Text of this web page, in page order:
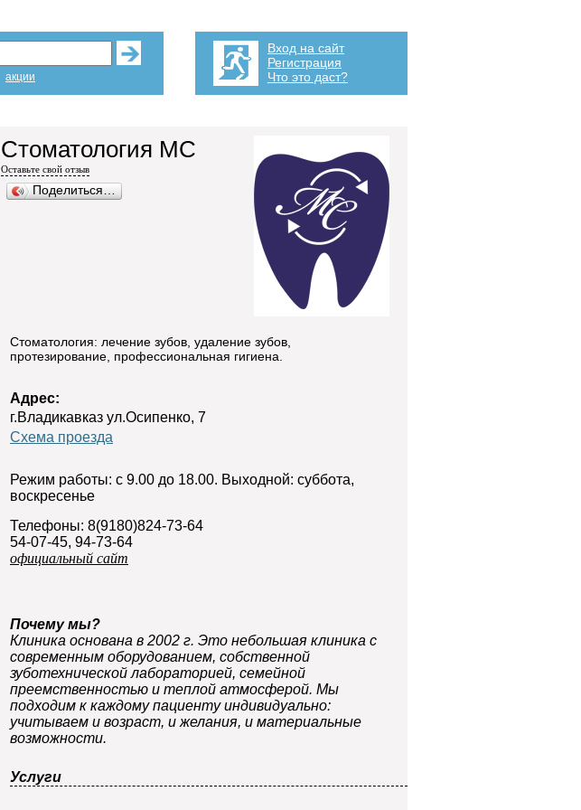
акции
Вход на сайт
Регистрация
Что это даст?
Стоматология МС
Оставьте свой отзыв
Поделиться…
Стоматология: лечение зубов, удаление зубов,
протезирование, профессиональная гигиена.
Адрес:
г.Владикавказ ул.Осипенко, 7
Схема проезда
Режим работы: с 9.00 до 18.00. Выходной: суббота,
воскресенье
Телефоны: 8(9180)824-73-64
54-07-45, 94-73-64
официальный сайт
Почему мы?
Клиника основана в 2002 г. Это небольшая клиника с
современным оборудованием, собственной
зуботехнической лабораторией, семейной
преемственностью и теплой атмосферой. Мы
подходим к каждому пациенту индивидуально:
учитываем и возраст, и желания, и материальные
возможности.
Услуги